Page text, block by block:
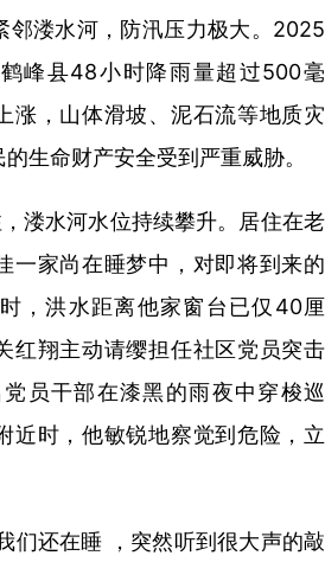
邻溇水河，防汛压力极大。2025
峰县48小时降雨量超过500毫
涨，山体滑坡、泥石流等地质灾
生命财产安全受到严重威胁。
溇水河水位持续攀升。居住在老
一家尚在睡梦中，对即将到来的
，洪水距离他家窗台已仅40厘
红翔主动请缨担任社区党员突击
员干部在漆黑的雨夜中穿梭巡
近时，他敏锐地察觉到危险，立
们还在睡 ，突然听到很大声的敲